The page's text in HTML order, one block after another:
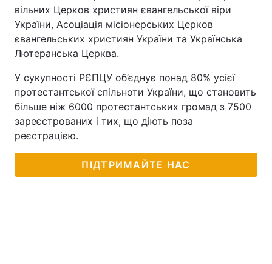
вільних Церков християн євангельської віри
України, Асоціація місіонерських Церков
євангельських християн України та Українська
Лютеранська Церква.
У сукупності РЄПЦУ об’єднує понад 80% усієї
протестантської спільноти України, що становить
більше ніж 6000 протестантських громад з 7500
зареєстрованих і тих, що діють поза
реєстрацією.
ПІДТРИМАЙТЕ НАС